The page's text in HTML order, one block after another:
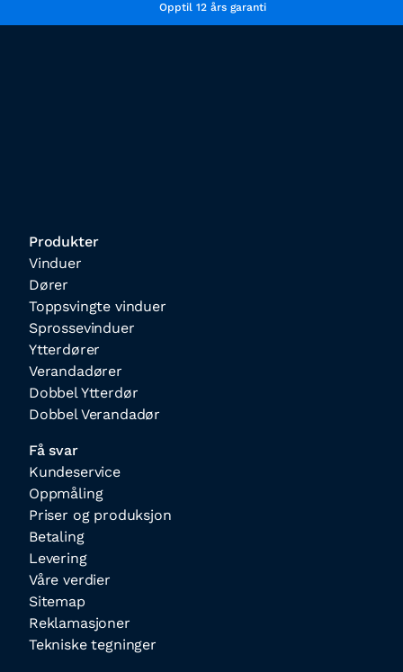
Opptil 12 års garanti
Produkter
Vinduer
Dører
Toppsvingte vinduer
Sprossevinduer
Ytterdører
Verandadører
Dobbel Ytterdør
Dobbel Verandadør
Få svar
Kundeservice
Oppmåling
Priser og produksjon
Betaling
Levering
Våre verdier
Sitemap
Reklamasjoner
Tekniske tegninger